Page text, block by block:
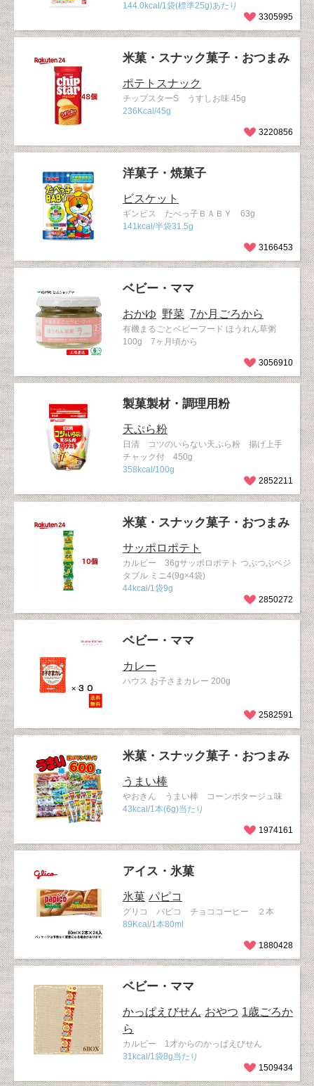
144.0kcal/1袋(標準25g)あたり
3305995
米菓・スナック菓子・おつまみ
ポテトスナック
チップスターS うすしお味 45g
236Kcal/45g
3220856
洋菓子・焼菓子
ビスケット
ギンビス たべっ子ＢＡＢＹ 63g
141kcal/半袋31.5g
3166453
ベビー・ママ
おかゆ 野菜 7か月ごろから
有機まるごとベビーフード ほうれん草粥
100g 7ヶ月頃から
3056910
製菓製材・調理用粉
天ぷら粉
日清 コツのいらない天ぷら粉 揚げ上手
チャック付 450g
358kcal/100g
2852211
米菓・スナック菓子・おつまみ
サッポロポテト
カルビー 36gサッポロポテト つぶつぶベジ
タブル ミニ4(9g×4袋)
44kcal/1袋9g
2850272
ベビー・ママ
カレー
ハウス お子さまカレー 200g
2582591
米菓・スナック菓子・おつまみ
うまい棒
やおきん うまい棒 コーンポタージュ味
43kcal/1本(6g)当たり
1974161
アイス・氷菓
氷菓 パピコ
グリコ パピコ チョココーヒー ２本
89Kcal/1本80ml
1880428
ベビー・ママ
かっぱえびせん おやつ 1歳ごろか
ら
カルビー 1才からのかっぱえびせん
31kcal/1袋8g当たり
1509434